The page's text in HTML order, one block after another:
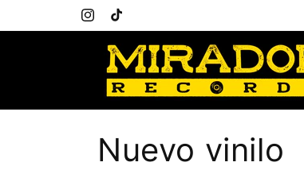
directamente
al contenidoInstagram
TikTok
C
Nuevo vinilo